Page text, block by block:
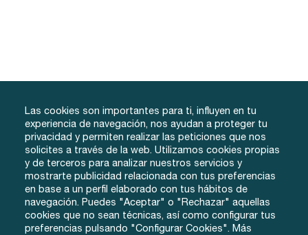
info@tuacademiafacil.com
600 816 978
Grados
Método
Testimonios
Contacto
Iniciar Sesión
Regístrate
Las cookies son importantes para ti, influyen en tu
experiencia de navegación, nos ayudan a proteger tu
privacidad y permiten realizar las peticiones que nos
solicites a través de la web. Utilizamos cookies propias
y de terceros para analizar nuestros servicios y
mostrarte publicidad relacionada con tus preferencias
en base a un perfil elaborado con tus hábitos de
navegación. Puedes "Aceptar" o "Rechazar" aquellas
cookies que no sean técnicas, así como configurar tus
preferencias pulsando "Configurar Cookies". Más